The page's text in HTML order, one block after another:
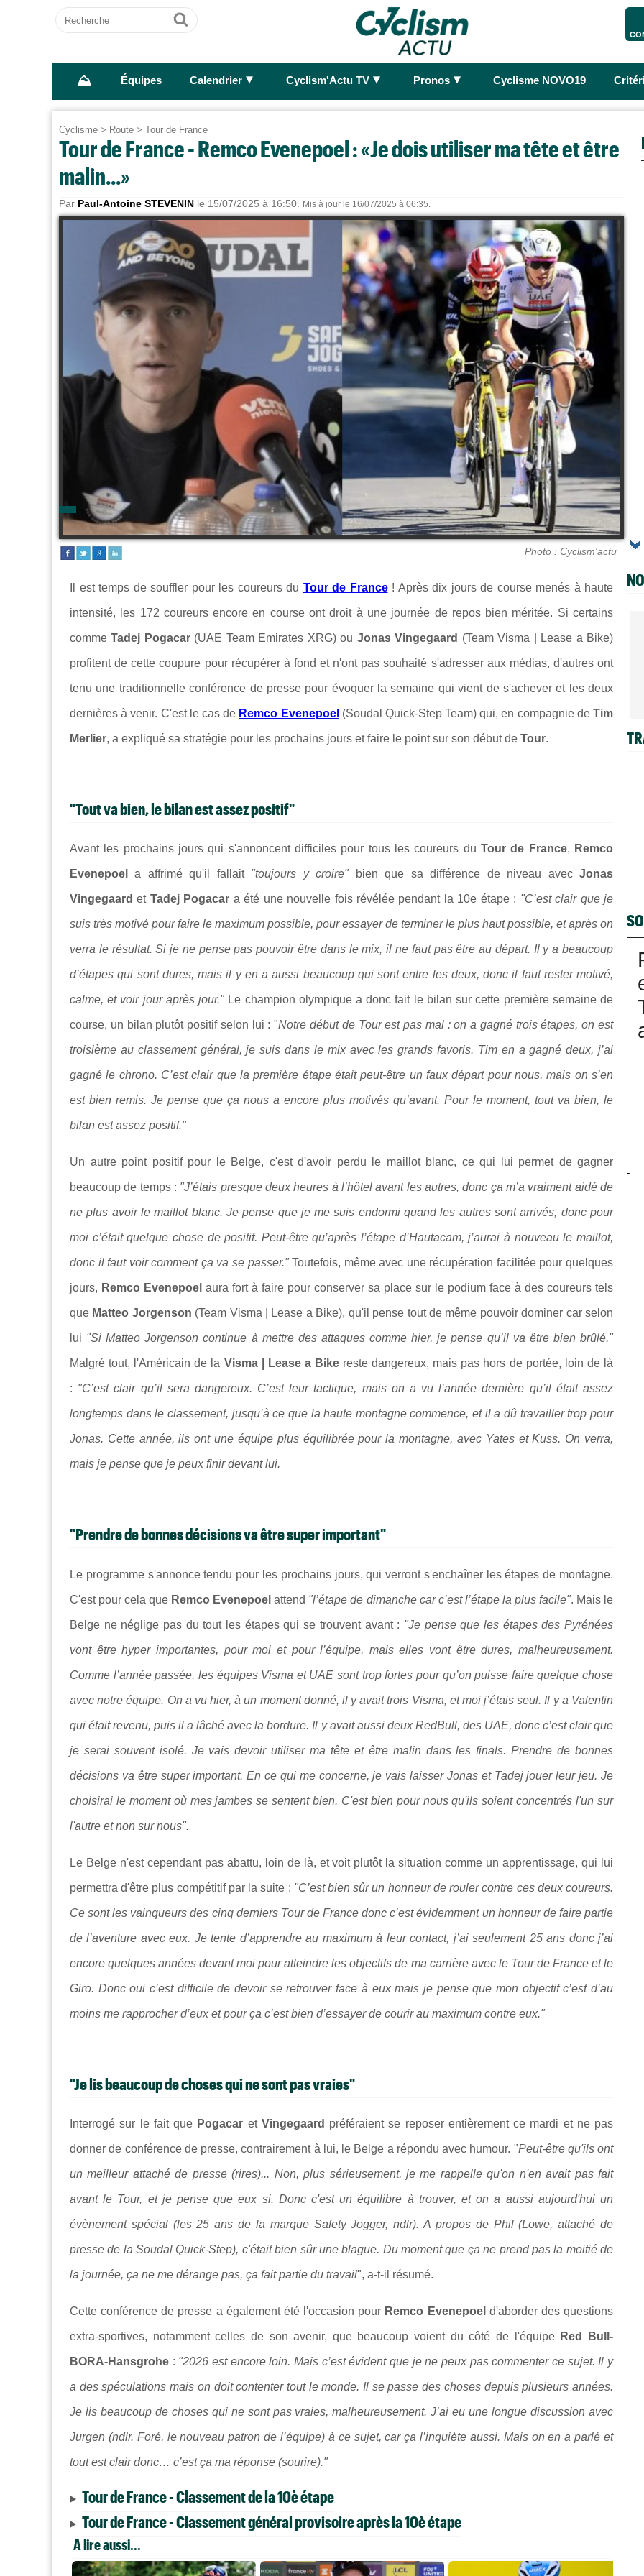
Recherche
Ok
⛰ Équipes Calendrier ► Cyclism'Actu TV ► Pronos ► Cyclisme NOVO19
Cyclisme > Route > Tour de France
Tour de France - Remco Evenepoel : «Je dois utiliser ma tête et être
malin...»
Par Paul-Antoine STEVENIN le 15/07/2025 à 16:50. Mis à jour le 16/07/2025 à 06:35.
Photo : Cyclism'actu
Il est temps de souffler pour les coureurs du Tour de France ! Après dix jours de course menés à haute
intensité, les 172 coureurs encore en course ont droit à une journée de repos bien méritée. Si certains
commeTadej Pogacar (UAE Team Emirates XRG) ou Jonas Vingegaard (Team Visma | Lease a Bike)
profitent de cette coupure pour récupérer à fond et n'ont pas souhaité s'adresser aux médias, d'autres ont
tenu une traditionnelle conférence de presse pour évoquer la semaine qui vient de s'achever et les deux
dernières à venir. C'est le cas de Remco Evenepoel (Soudal Quick-Step Team) qui, en compagnie de Tim
Merlier, a expliqué sa stratégie pour les prochains jours et faire le point sur son début de Tour.
"Tout va bien, le bilan est assez positif"
Avant les prochains jours qui s'annoncent difficiles pour tous les coureurs du Tour de France, Remco
Evenepoela affrimé qu'il fallait "toujours y croire" bien que sa différence de niveau avecJonas
Vingegaardet Tadej Pogacar a été une nouvelle fois révélée pendant la 10e étape : "C’est clair que je
suis très motivé pour faire le maximum possible, pour essayer de terminer le plus haut possible, et après on
verra le résultat. Si je ne pense pas pouvoir être dans le mix, il ne faut pas être au départ. Il y a beaucoup
d’étapes qui sont dures, mais il y en a aussi beaucoup qui sont entre les deux, donc il faut rester motivé,
calme, et voir jour après jour." Le champion olympique a donc fait le bilan sur cette première semaine de
course, un bilan plutôt positif selon lui : "Notre début de Tour est pas mal : on a gagné trois étapes, on est
troisième au classement général, je suis dans le mix avec les grands favoris. Tim en a gagné deux, j’ai
gagné le chrono. C’est clair que la première étape était peut-être un faux départ pour nous, mais on s’en
est bien remis. Je pense que ça nous a encore plus motivés qu’avant. Pour le moment, tout va bien, le
bilan est assez positif."
Un autre point positif pour le Belge, c'est d'avoir perdu le maillot blanc, ce qui lui permet de gagner
beaucoup de temps : "J’étais presque deux heures à l’hôtel avant les autres, donc ça m’a vraiment aidé de
ne plus avoir le maillot blanc. Je pense que je me suis endormi quand les autres sont arrivés, donc pour
moi c’était quelque chose de positif. Peut-être qu’après l’étape d’Hautacam, j’aurai à nouveau le maillot,
donc il faut voir comment ça va se passer."Toutefois, même avec une récupération facilitée pour quelques
jours, Remco Evenepoel aura fort à faire pour conserver sa place sur le podium face à des coureurs tels
que Matteo Jorgenson (Team Visma | Lease a Bike), qu'il pense tout de même pouvoir dominer car selon
lui "Si Matteo Jorgenson continue à mettre des attaques comme hier, je pense qu’il va être bien brûlé."
Malgré tout, l'Américain de la Visma | Lease a Bike reste dangereux, mais pas hors de portée, loin de là
: "C’est clair qu’il sera dangereux. C’est leur tactique, mais on a vu l’année dernière qu’il était assez
longtemps dans le classement, jusqu’à ce que la haute montagne commence, et il a dû travailler trop pour
Jonas. Cette année, ils ont une équipe plus équilibrée pour la montagne, avec Yates et Kuss. On verra,
mais je pense que je peux finir devant lui.
"Prendre de bonnes décisions va être super important"
Le programme s'annonce tendu pour les prochains jours, qui verront s'enchaîner les étapes de montagne.
C'est pour cela que Remco Evenepoelattend "l’étape de dimanche car c’est l’étape la plus facile". Mais le
Belge ne néglige pas du tout les étapes qui se trouvent avant : "Je pense que les étapes des Pyrénées
vont être hyper importantes, pour moi et pour l’équipe, mais elles vont être dures, malheureusement.
Comme l’année passée, les équipes Visma et UAE sont trop fortes pour qu’on puisse faire quelque chose
avec notre équipe. On a vu hier, à un moment donné, il y avait trois Visma, et moi j’étais seul. Il y a Valentin
qui était revenu, puis il a lâché avec la bordure. Il y avait aussi deux RedBull, des UAE, donc c’est clair que
je serai souvent isolé. Je vais devoir utiliser ma tête et être malin dans les finals. Prendre de bonnes
décisions va être super important.En ce qui me concerne, je vais laisser Jonas et Tadejjouer leur jeu. Je
choisirai le moment où mes jambes se sentent bien. C'est bien pour nous qu'ils soient concentrés l'un sur
l'autre et non sur nous".
Le Belge n'est cependant pas abattu, loin de là, et voit plutôt la situation comme un apprentissage, qui lui
permettra d'être plus compétitif par la suite : "C’est bien sûr un honneur de rouler contre ces deux coureurs.
Ce sont les vainqueurs des cinq derniers Tour de France donc c’est évidemment un honneur de faire partie
de l’aventure avec eux. Je tente d’apprendre au maximum à leur contact, j’ai seulement 25 ans donc j’ai
encore quelques années devant moi pour atteindre les objectifs de ma carrière avec le Tour de France et le
Giro. Donc oui c’est difficile de devoir se retrouver face à eux mais je pense que mon objectif c’est d’au
moins me rapprocher d’eux et pour ça c’est bien d’essayer de courir au maximum contre eux."
"Je lis beaucoup de choses qui ne sont pas vraies"
Interrogé sur le fait que Pogacar et Vingegaard préféraient se reposer entièrement ce mardi et ne pas
donner de conférence de presse, contrairement à lui, le Belge a répondu avec humour. "Peut-être qu'ils ont
un meilleur attaché de presse (rires)... Non, plus sérieusement, je me rappelle qu'on n'en avait pas fait
avant le Tour, et je pense que eux si. Donc c'est un équilibre à trouver, et on a aussi aujourd'hui un
évènement spécial (les 25 ans de la marque Safety Jogger, ndlr). A propos de Phil (Lowe, attaché de
presse de la Soudal Quick-Step), c'était bien sûr une blague. Du moment que ça ne prend pas la moitié de
la journée, ça ne me dérange pas, ça fait partie du travail", a-t-il résumé.
Cette conférence de presse a également été l'occasion pour Remco Evenepoel d'aborder des questions
extra-sportives, notamment celles de son avenir, que beaucoup voient du côté de l'équipe Red Bull-
BORA-Hansgrohe : "2026 est encore loin. Mais c’est évident que je ne peux pas commenter ce sujet. Il y
a des spéculations mais on doit contenter tout le monde. Il se passe des choses depuis plusieurs années.
Je lis beaucoup de choses qui ne sont pas vraies, malheureusement. J’ai eu une longue discussion avec
Jurgen (ndlr. Foré, le nouveau patron de l’équipe) à ce sujet, car ça l’inquiète aussi. Mais on en a parlé et
tout est clair donc… c’est ça ma réponse (sourire)."
Tour de France - Classement de la 10è étape
Tour de France - Classement général provisoire après la 10è étape
A lire aussi...
-